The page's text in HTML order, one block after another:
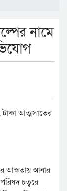
নামে
আওতায় আনার
চত্বরে